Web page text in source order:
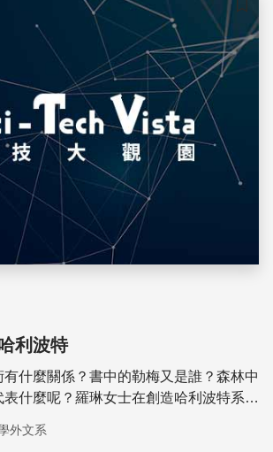
儲存
利波特
什麼關係？書中的勒梅又是誰？森林中
什麼呢？羅琳女士在創造哈利波特系列
外文系